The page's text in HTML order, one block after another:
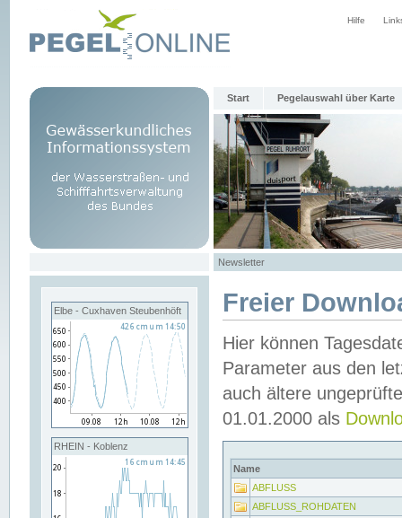
Hilfe
Start Pegelauswahl über Karte
Newsletter
Elbe - Cuxhaven Steubenhöft
RHEIN - Koblenz
Freier
Hier können
Parameter aus den
auch ältere
01.01.2000 als
Name
ABFLUSS
ABFLUSS_ROHDATEN